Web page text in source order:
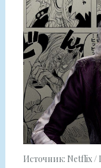
Источник: Netflix /